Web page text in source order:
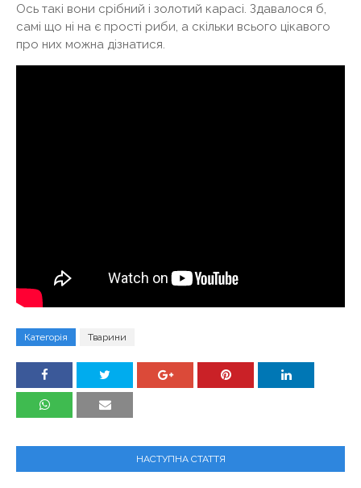
Ось такі вони срібний і золотий карасі. Здавалося б,
самі що ні на є прості риби, а скільки всього цікавого
про них можна дізнатися.
Категорія Тварини
НАСТУПНА СТАТТЯ